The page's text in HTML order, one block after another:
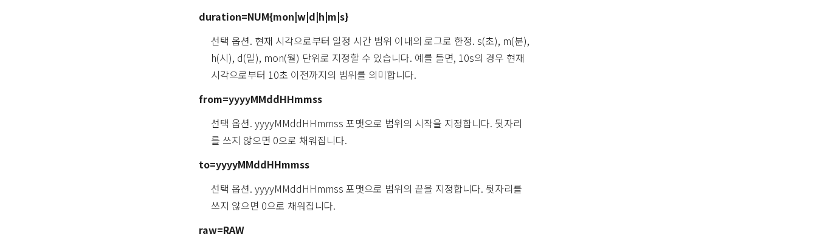
duration=NUM{mon|w|d|h|m|s}
선택 옵션. 현재 시각으로부터 일정 시간 범위 이내의 로그로 한정. s(초), m(분),
h(시), d(일), mon(월) 단위로 지정할 수 있습니다. 예를 들면, 10s의 경우 현재
시각으로부터 10초 이전까지의 범위를 의미합니다.
from=yyyyMMddHHmmss
선택 옵션. yyyyMMddHHmmss 포맷으로 범위의 시작을 지정합니다. 뒷자리
를 쓰지 않으면 0으로 채워집니다.
to=yyyyMMddHHmmss
선택 옵션. yyyyMMddHHmmss 포맷으로 범위의 끝을 지정합니다. 뒷자리를
쓰지 않으면 0으로 채워집니다.
raw=RAW